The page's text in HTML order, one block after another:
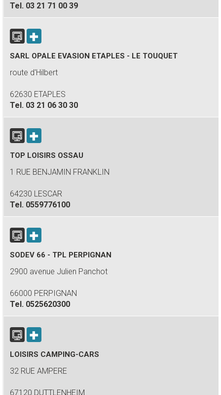
Tel. 03 21 71 00 39
SARL OPALE EVASION ETAPLES - LE TOUQUET
route d'Hilbert
62630 ETAPLES
Tel. 03 21 06 30 30
TOP LOISIRS OSSAU
1 RUE BENJAMIN FRANKLIN
64230 LESCAR
Tel. 0559776100
SODEV 66 - TPL PERPIGNAN
2900 avenue Julien Panchot
66000 PERPIGNAN
Tel. 0525620300
LOISIRS CAMPING-CARS
32 RUE AMPERE
67120 DUTTLENHEIM